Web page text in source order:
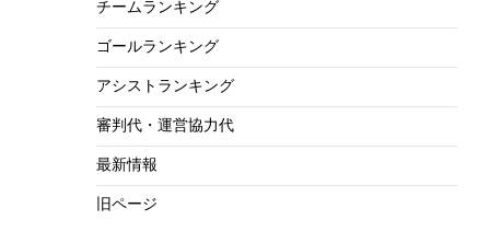
チームランキング
ゴールランキング
アシストランキング
審判代・運営協力代
最新情報
旧ページ